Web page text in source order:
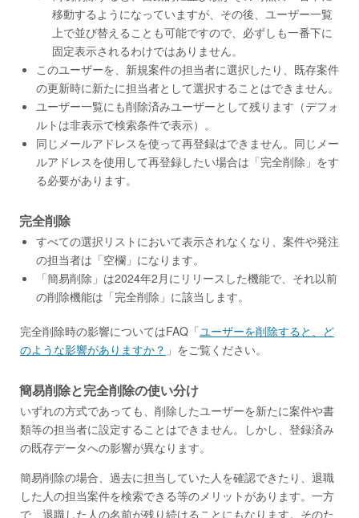
移動するようになっていますが、その後、ユーザー一覧
上で並び替えることも可能ですので、必ずしも一番下に
固定表示されるわけではありません。
このユーザーを、新規案件の担当者に選択したり、既存案件
の更新時に新たに担当者として選択することはできません。
ユーザー一覧にも削除済みユーザーとして残ります（デフォ
ルトは非表示で検索条件で表示）。
同じメールアドレスを使って再登録はできません。同じメー
ルアドレスを使用して再登録したい場合は「完全削除」をす
る必要があります。
完全削除
すべての選択リストにおいて表示されなくなり、案件や発注
の担当者は「空欄」になります。
「簡易削除」は2024年2月にリリースした機能で、それ以前
の削除機能は「完全削除」に該当します。
完全削除時の影響についてはFAQ「ユーザーを削除すると、ど
のような影響がありますか？ 」をご覧ください。
簡易削除と完全削除の使い分け
いずれの方式であっても、削除したユーザーを新たに案件や書
類等の担当者に設定することはできません。しかし、登録済み
の既存データへの影響が異なります。
簡易削除の場合、過去に担当していた人を確認できたり、退職
した人の担当案件を検索できる等のメリットがあります。一方
で、退職した人の名前が残り続けることにもなります。そのた